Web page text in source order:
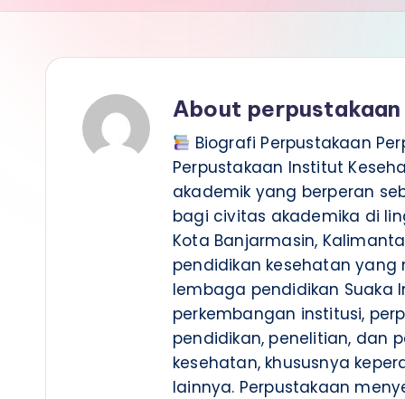
t
a
About perpustakaan
Biografi Perpustakaan
Perpustakaan Institut
akademik yang berperan
bagi civitas akademika di
Kota Banjarmasin,
pendidikan kesehatan yang
lembaga pendidikan Suaka
perkembangan institusi,
pendidikan, penelitian, dan
kesehatan, khususnya
lainnya. Perpustakaan